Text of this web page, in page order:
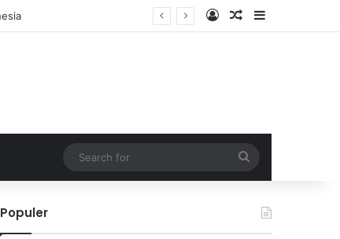
Log InRandom Article
Sidebar
for
Populer